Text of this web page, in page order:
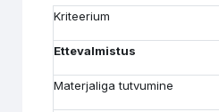
Kriteerium
Ettevalmistus
Materjaliga tutvumine